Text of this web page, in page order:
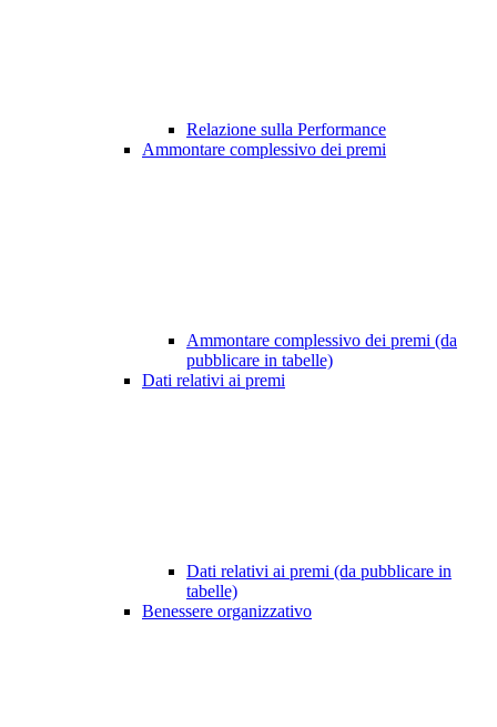
Relazione sulla Performance
Ammontare complessivo dei premi
Ammontare complessivo dei premi (da
pubblicare in tabelle)
Dati relativi ai premi
Dati relativi ai premi (da pubblicare in
tabelle)
Benessere organizzativo